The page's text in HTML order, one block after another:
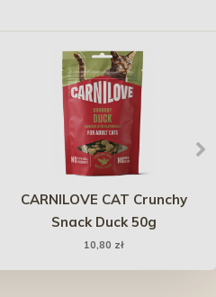
CARNILOVE CAT Crunchy
Snack Duck 50g
10,80 zł